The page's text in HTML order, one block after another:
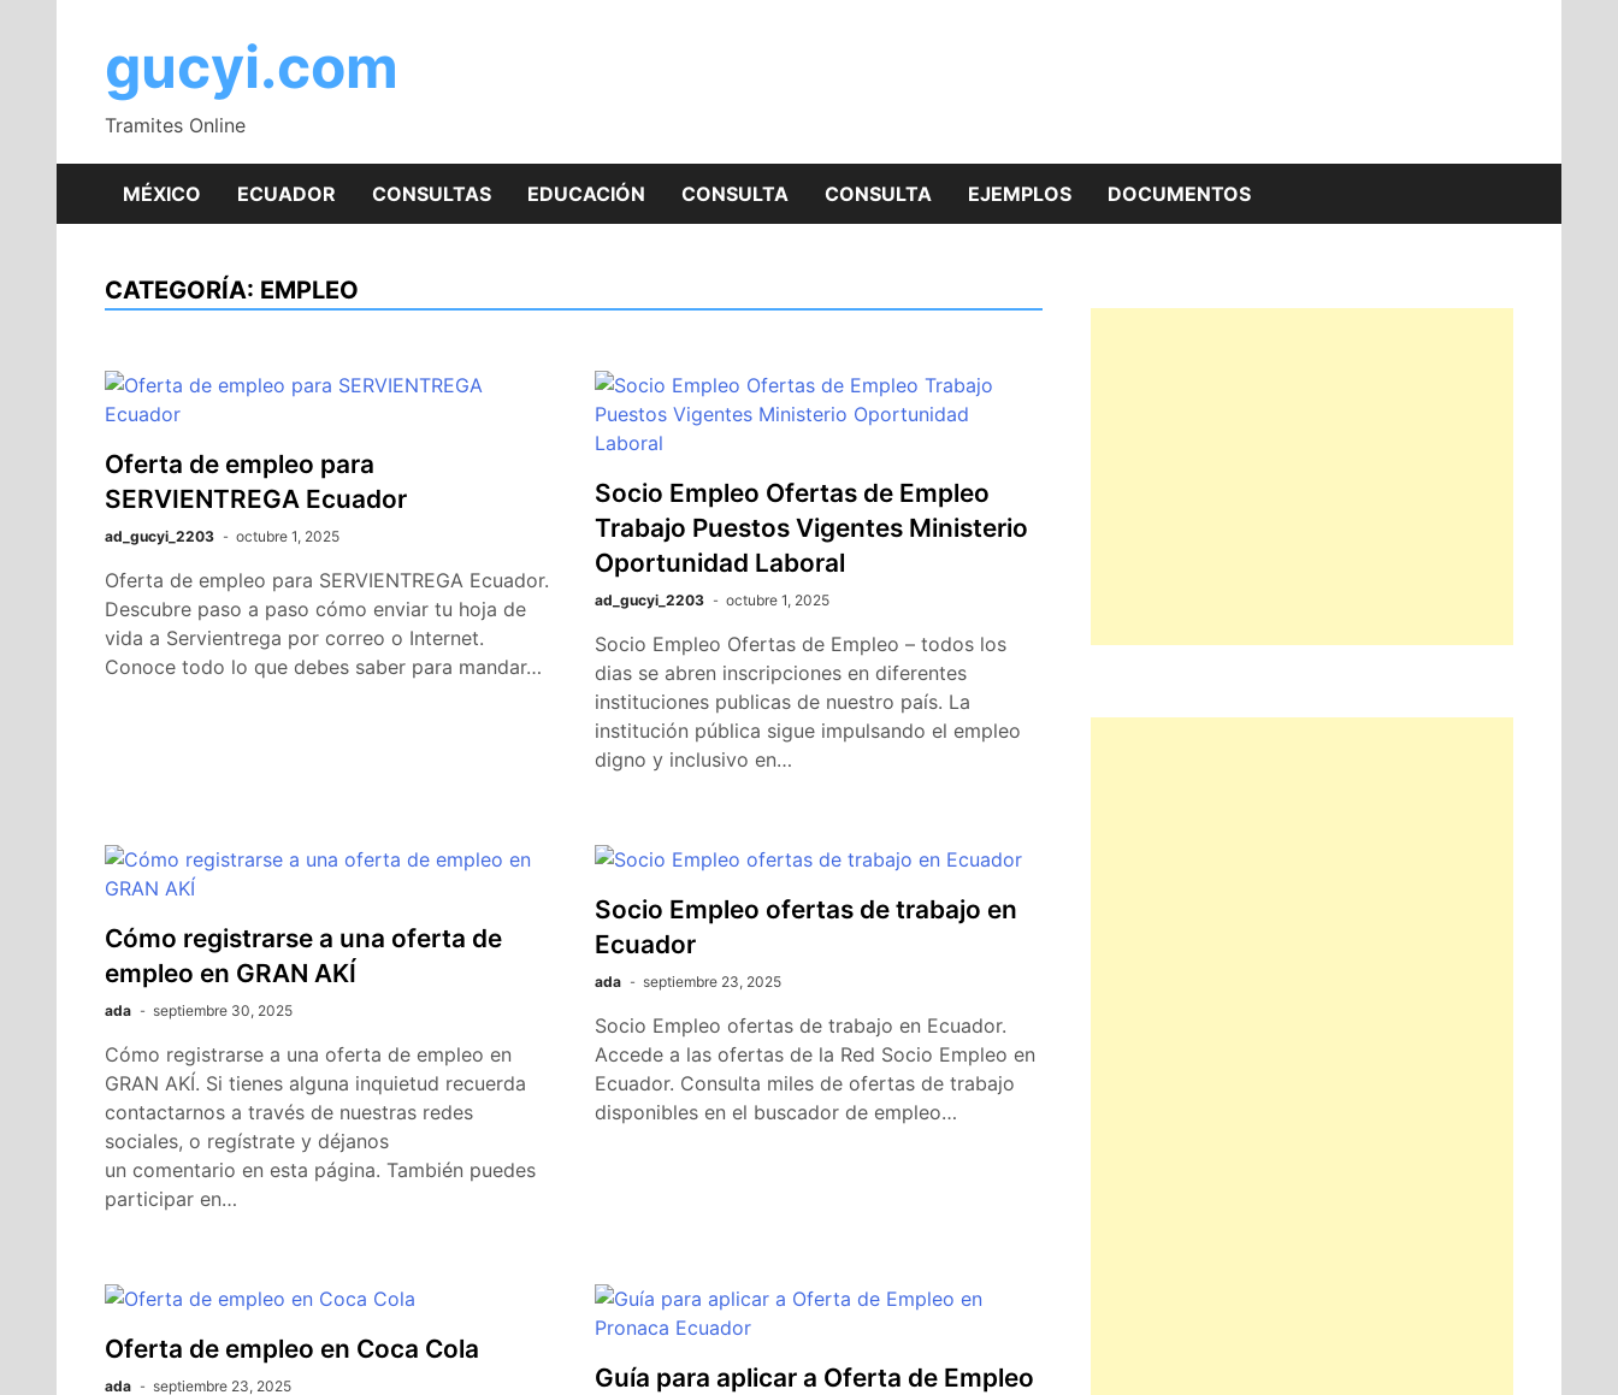
contenidogucyi.com
Tramites Online
MÉXICO ECUADOR CONSULTAS EDUCACIÓN CONSULTA CONSULTA EJEMPLOS DOCUMENTOS
CATEGORÍA: EMPLEO
Oferta de empleo para
SERVIENTREGA Ecuador
ad_gucyi_2203 octubre 1, 2025
Oferta de empleo para SERVIENTREGA Ecuador.
Descubre paso a paso cómo enviar tu hoja de
vida a Servientrega por correo o Internet.
Conoce todo lo que debes saber para mandar…
Socio Empleo Ofertas de Empleo
Trabajo Puestos Vigentes Ministerio
Oportunidad Laboral
ad_gucyi_2203 octubre 1, 2025
Socio Empleo Ofertas de Empleo – todos los
dias se abren inscripciones en diferentes
instituciones publicas de nuestro país. La
institución pública sigue impulsando el empleo
digno y inclusivo en…
Cómo registrarse a una oferta de
empleo en GRAN AKÍ
ada septiembre 30, 2025
Cómo registrarse a una oferta de empleo en
GRAN AKÍ. Si tienes alguna inquietud recuerda
contactarnos a través de nuestras redes
sociales, o regístrate y déjanos
un comentario en esta página. También puedes
participar en…
Socio Empleo ofertas de trabajo en
Ecuador
ada septiembre 23, 2025
Socio Empleo ofertas de trabajo en Ecuador.
Accede a las ofertas de la Red Socio Empleo en
Ecuador. Consulta miles de ofertas de trabajo
disponibles en el buscador de empleo…
Oferta de empleo en Coca Cola
ada septiembre 23, 2025
Guía para aplicar a Oferta de Empleo